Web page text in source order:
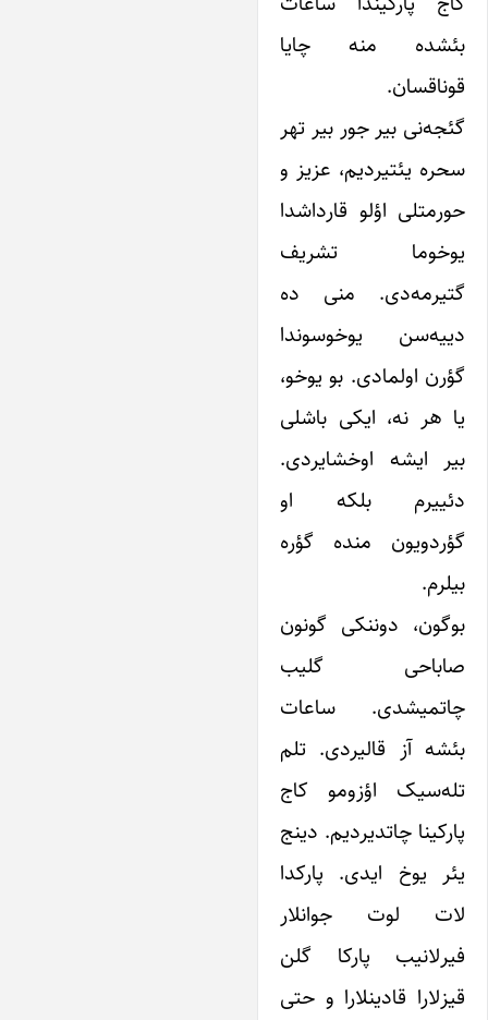
بئشده منه چایا
قوناقسان.
گئجه‌نی بیر جور بیر تهر
سحره یئتیردیم، عزیز و
حورمتلی اؤلو قارداشدا
یوخوما تشریف
گتیرمه‌دی. منی ده‌
دییه‌سن یوخوسوندا
گؤرن اولمادی. بو یوخو،
یا هر نه، ایکی باشلی
بیر ایشه اوخشایردی.
دئییرم بلکه او
گؤردویون منده گؤره
بیلرم.
بوگون، دوننکی گونون
صاباحی گلیب
چاتمیشدی. ساعات
بئشه آز قالیردی. تلم
تله‌سیک اؤزومو کاج
پارکینا چاتدیردیم.‌ دینج
یئر یوخ ایدی. پارکدا
لات لوت جوانلار
فیرلانیب پارکا گلن
قیزلارا قادینلارا و حتی